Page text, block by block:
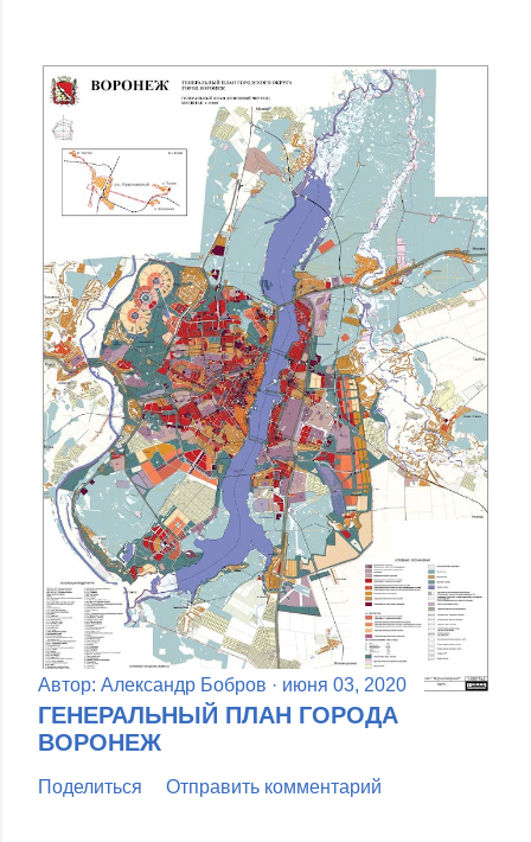
Автор: Александр Бобров июня 03, 2020
ГЕНЕРАЛЬНЫЙ ПЛАН ГОРОДА
ВОРОНЕЖ
Поделиться Отправить комментарий